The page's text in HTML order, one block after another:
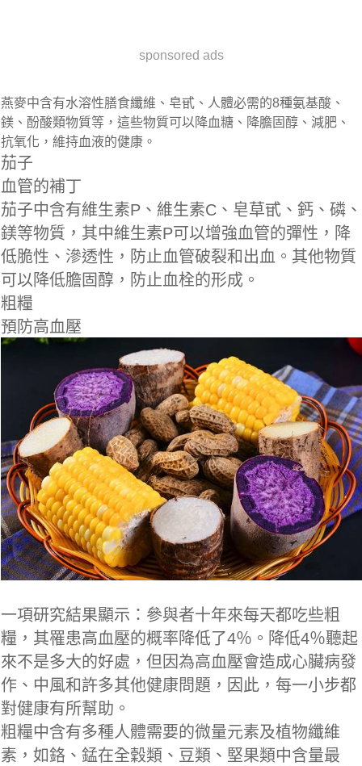
sponsored ads
燕麥中含有水溶性膳食纖維、皂甙、人體必需的8種氨基酸、
鎂、酚酸類物質等，這些物質可以降血糖、降膽固醇、減肥、
抗氧化，維持血液的健康。
茄子
血管的補丁
茄子中含有維生素P、維生素C、皂草甙、鈣、磷、
鎂等物質，其中維生素P可以增強血管的彈性，降
低脆性、滲透性，防止血管破裂和出血。其他物質
可以降低膽固醇，防止血栓的形成。
粗糧
預防高血壓
一項研究結果顯示：參與者十年來每天都吃些粗
糧，其罹患高血壓的概率降低了4％。降低4％聽起
來不是多大的好處，但因為高血壓會造成心臟病發
作、中風和許多其他健康問題，因此，每一小步都
對健康有所幫助。
粗糧中含有多種人體需要的微量元素及植物纖維
素，如鉻、錳在全穀類、豆類、堅果類中含量最